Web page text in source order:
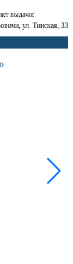
выдачи:
ул. Тинская, 33